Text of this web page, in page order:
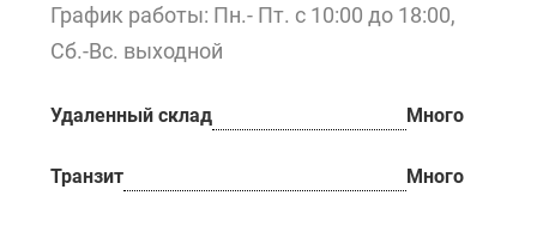
График работы: Пн.- Пт. с 10:00 до 18:00,
Сб.-Вс. выходной
Удаленный склад Много
Транзит Много